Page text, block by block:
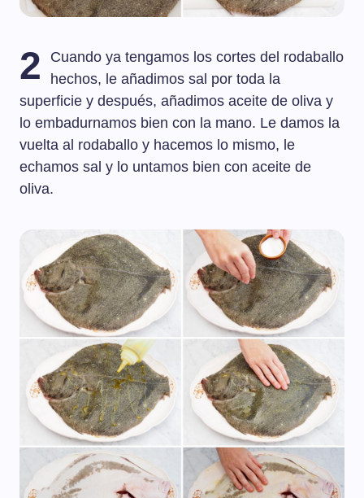
2
Cuando ya tengamos los cortes del rodaballo
hechos, le añadimos sal por toda la
superficie y después, añadimos aceite de oliva y
lo embadurnamos bien con la mano. Le damos la
vuelta al rodaballo y hacemos lo mismo, le
echamos sal y lo untamos bien con aceite de
oliva.